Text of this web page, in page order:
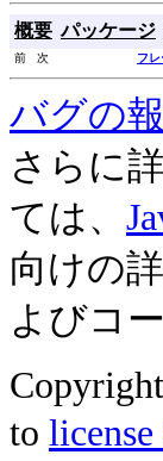
概要 パッケージ
前 次 フレ
バグの
さらに
ては、
向けの
よびコ
to